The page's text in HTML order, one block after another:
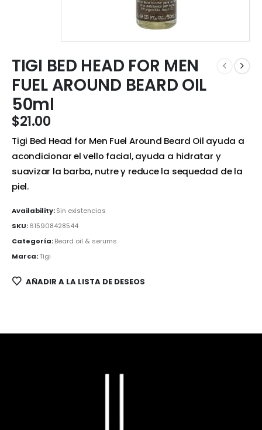
TIGI BED HEAD FOR MEN
FUEL AROUND BEARD OIL
50ml
$21.00
Tigi Bed Head for Men Fuel Around Beard Oil ayuda a
acondicionar el vello facial, ayuda a hidratar y
suavizar la barba, nutre y reduce la sequedad de la
piel.
Availability:Sin existencias
SKU:615908428544
Categoría:Beard oil & serums
Marca:Tigi
AÑADIR A LA LISTA DE DESEOS